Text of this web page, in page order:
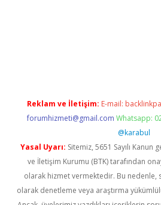
Reklam ve İletişim: E-mail:
forumhizmeti@gmail.com Whatsapp:
@karabul
Yasal Uyarı: Sitemiz, 5651 Sayılı
ve İletişim Kurumu (BTK) tarafından
olarak hizmet vermektedir. Bu
olarak denetleme veya araştırma